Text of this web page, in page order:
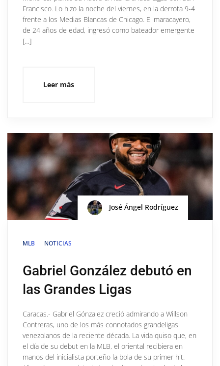
Francisco. Lo hizo la noche del viernes, en la derrota 9-4
frente a los Medias Blancas de Chicago. El maracayero,
de 24 años de edad, ingresó como bateador emergente
[…]
Leer más
José Ángel Rodríguez
MLB NOTICIAS
Gabriel González debutó en
las Grandes Ligas
Caracas.- Gabriel Gónzalez creció admirando a Willson
Contreras, uno de los más connotados grandeligas
venezolanos de la reciente década. La vida quiso que, en
el día de su debut en la MLB, el oriental recibiera en
manos del inicialista porteño la bola de su primer hit.